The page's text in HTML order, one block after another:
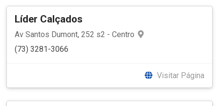
Líder Calçados
Av Santos Dumont, 252 s2 - Centro
(73) 3281-3066
Visitar Página